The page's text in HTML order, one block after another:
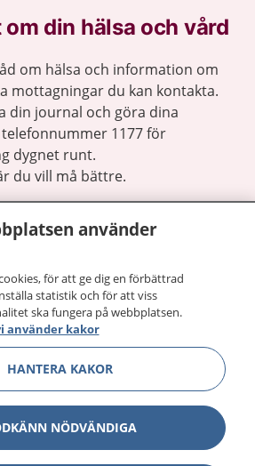
din hälsa och vård
om hälsa och information om
mottagningar du kan kontakta.
din journal och göra dina
1177 för
dygnet runt.
du vill må bättre.
Visa
använder
för att ge dig en förbättrad
statistik och för att viss
ska fungera på webbplatsen.
använder kakor
HANTERA KAKOR
NÖDVÄNDIGA